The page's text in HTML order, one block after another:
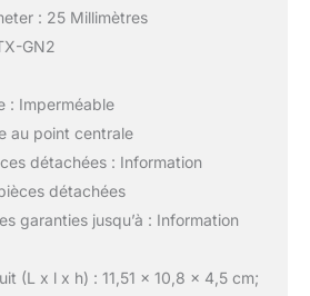
: 25 Millimètres
GN2
: Imperméable
au point centrale
détachées : Information
détachées
garanties jusqu’à : Information
(L x l x h) : 11,51 x 10,8 x 4,5 cm;